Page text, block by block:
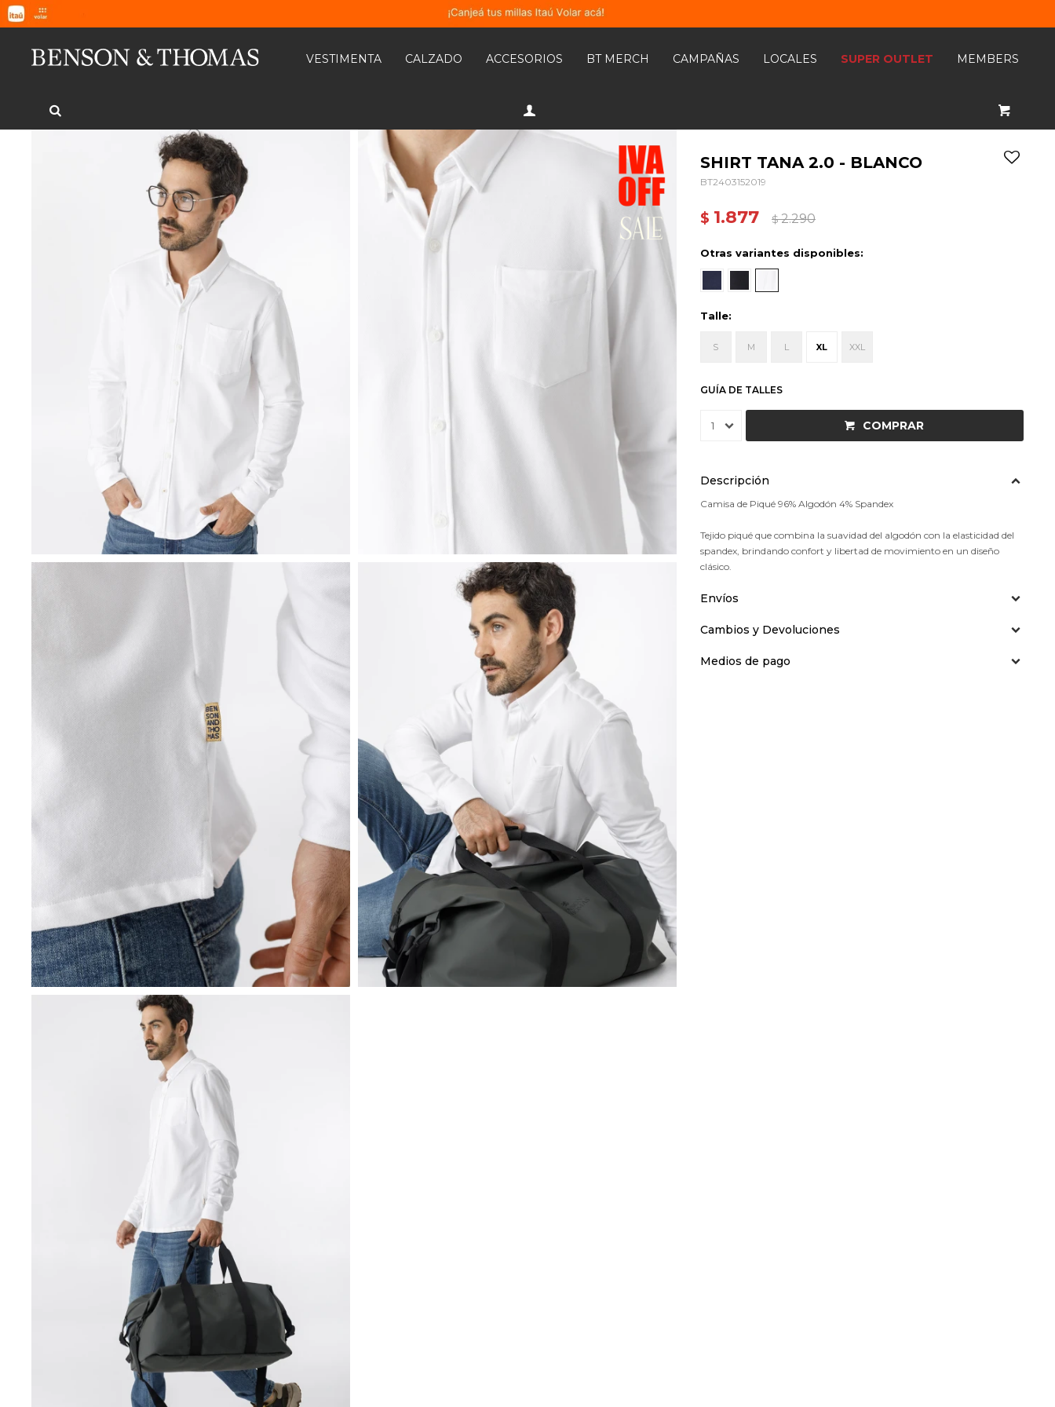
VESTIMENTA CALZADO ACCESORIOS BT MERCH CAMPAÑAS LOCALES SUPER OUTLET MEMBERS
SHIRT TANA 2.0 - BLANCO
BT2403152019
$ 1.877 $ 2.290
Otras variantes disponibles:
Talle:
S M L XL XXL
GUÍA DE TALLES
1 COMPRAR
Descripción
Camisa de Piqué 96% Algodón 4% Spandex
Tejido piqué que combina la suavidad del algodón con la elasticidad del
spandex, brindando confort y libertad de movimiento en un diseño
clásico.
Envíos
Cambios y Devoluciones
Medios de pago